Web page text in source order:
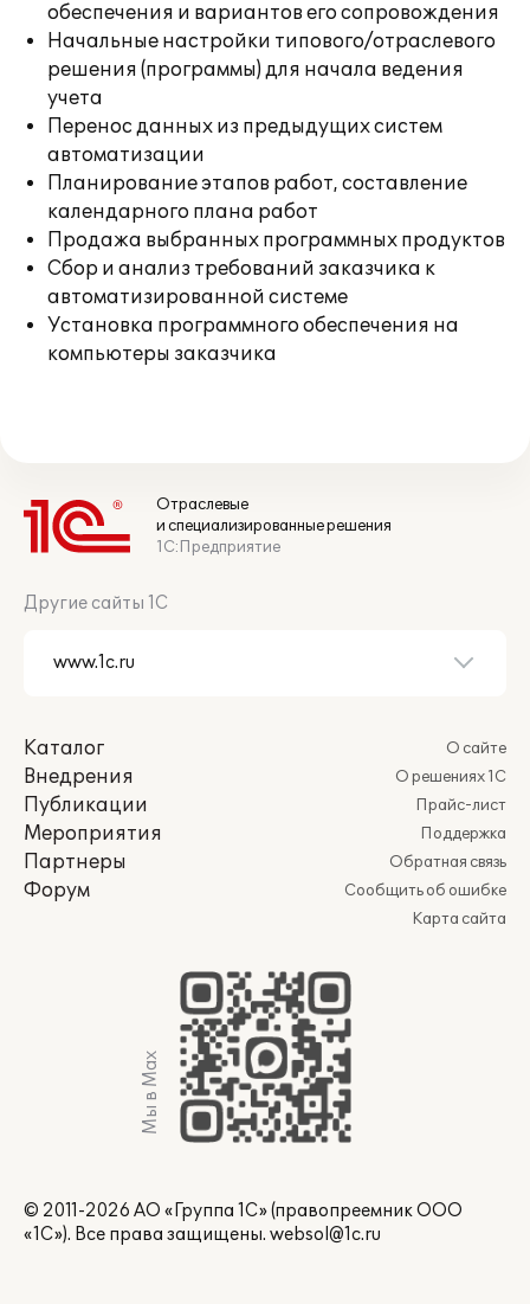
обеспечения и вариантов его сопровождения
Начальные настройки типового/отраслевого
решения (программы) для начала ведения
учета
Перенос данных из предыдущих систем
автоматизации
Планирование этапов работ, составление
календарного плана работ
Продажа выбранных программных продуктов
Сбор и анализ требований заказчика к
автоматизированной системе
Установка программного обеспечения на
компьютеры заказчика
Отраслевые
и специализированные решения
1С:Предприятие
Другие сайты 1С
Каталог
Внедрения
Публикации
Мероприятия
Партнеры
Форум
О сайте
О решениях 1С
Прайс-лист
Поддержка
Обратная связь
Сообщить об ошибке
Карта сайта
Мы в Max
© 2011-2026 АО «Группа 1С» (правопреемник ООО
«1С»). Все права защищены. websol@1c.ru